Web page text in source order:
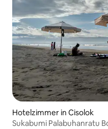
Hotelzimmer in Cisolok
Sukabumi Palabuhanratu